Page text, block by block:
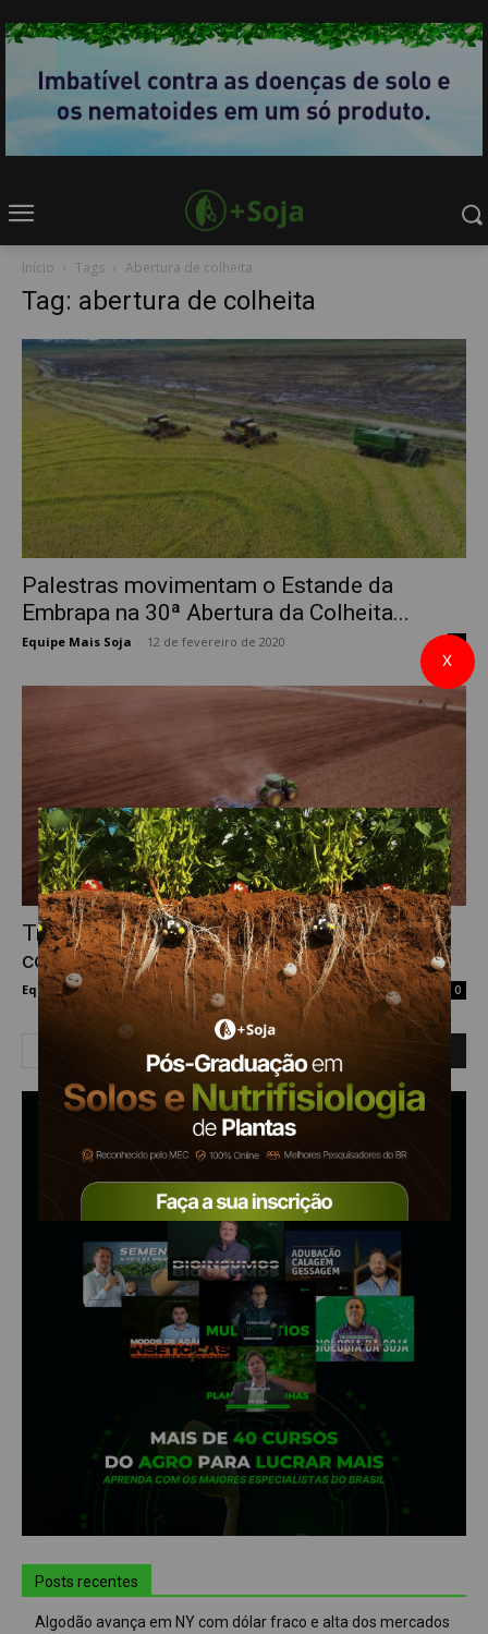
Início Tags Abertura de colheita
Tag: abertura de colheita
Palestras movimentam o Estande da
Embrapa na 30ª Abertura da Colheita...
Equipe Mais Soja 12 de fevereiro de 2020 0
Trigésima Abertura da Colheita do Arroz
começa a ser preparada
Equipe Mais Soja - 31 de julho de 2019 0
Posts recentes
Algodão avança em NY com dólar fraco e alta dos mercados
X